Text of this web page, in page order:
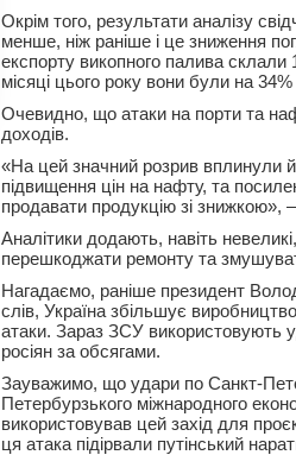
Окрім того, результати аналізу
менше, ніж раніше і це зниження
експорту викопного палива
місяці цього року вони були на
Очевидно, що атаки на порти та
доходів.
«На цей значний розрив вплинули й
підвищення цін на нафту, та
продавати продукцію зі знижкою»,
Аналітики додають, навіть
перешкоджати ремонту та
Нагадаємо, раніше президент
слів, Україна збільшує
атаки. Зараз ЗСУ використовують
росіян за обсягами.
Зауважимо, що удари по Санкт-
Петербурзького міжнародного
використовував цей захід для
ця атака підірвали путінський